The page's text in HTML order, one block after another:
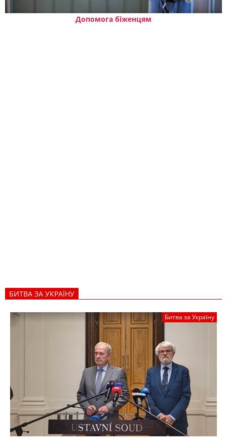
Допомога біженцям
БИТВА ЗА УКРАЇНУ
Битва за Україну